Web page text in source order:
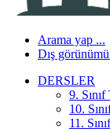
Arama yap ...
Dış
DERSLER
9. Sınıf
10.
11.